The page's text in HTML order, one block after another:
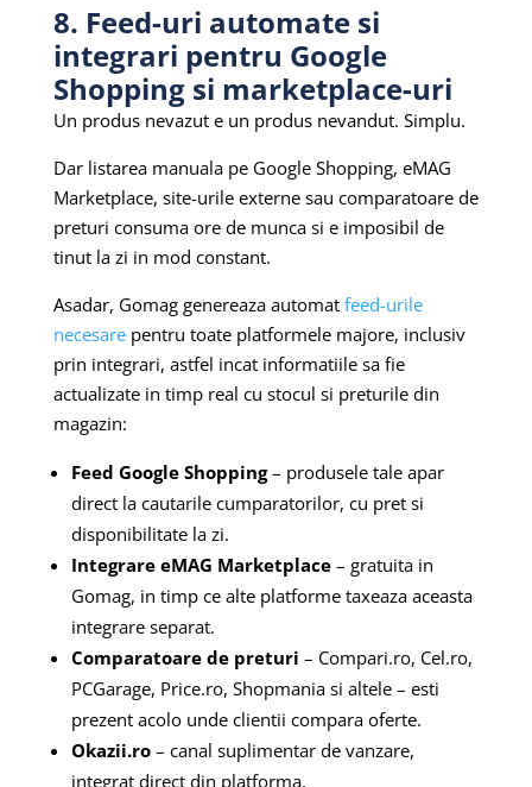
8. Feed-uri automate si
integrari pentru Google
Shopping si marketplace-uri
Un produs nevazut e un produs nevandut. Simplu.
Dar listarea manuala pe Google Shopping, eMAG
Marketplace, site-urile externe sau comparatoare de
preturi consuma ore de munca si e imposibil de
tinut la zi in mod constant.
Asadar, Gomag genereaza automat feed-urile
necesarepentru toate platformele majore, inclusiv
prin integrari, astfel incat informatiile sa fie
actualizate in timp real cu stocul si preturile din
magazin:
Feed Google Shopping– produsele tale apar
direct la cautarile cumparatorilor, cu pret si
disponibilitate la zi.
Integrare eMAG Marketplace– gratuita in
Gomag, in timp ce alte platforme taxeaza aceasta
integrare separat.
Comparatoare de preturi – Compari.ro, Cel.ro,
PCGarage, Price.ro, Shopmania si altele – esti
prezent acolo unde clientii compara oferte.
Okazii.ro– canal suplimentar de vanzare,
integrat direct din platforma.